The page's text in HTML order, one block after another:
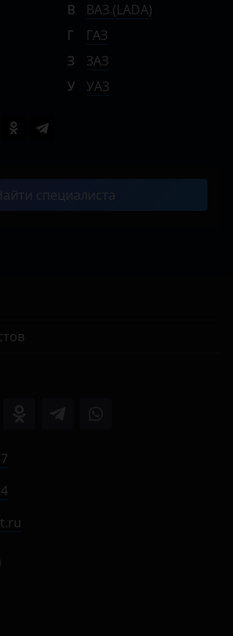
В
ВАЗ (LADA)
Г
ГАЗ
З
ЗАЗ
У
УАЗ
специалиста